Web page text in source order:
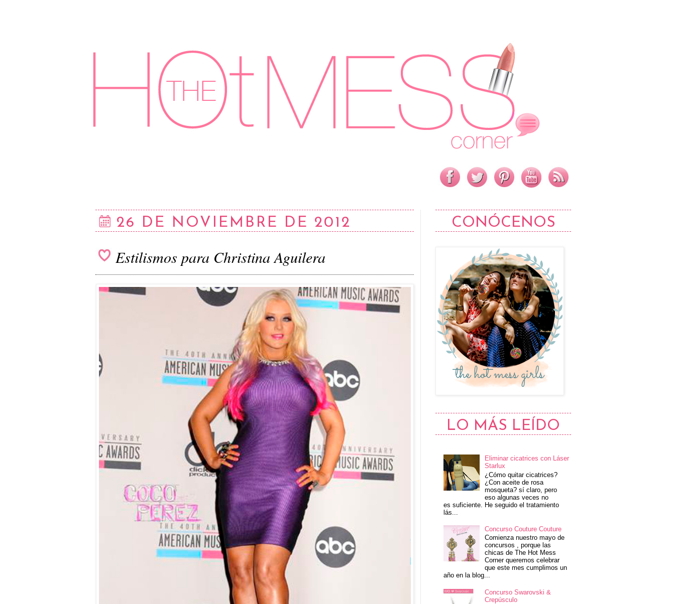
26 DE NOVIEMBRE DE 2012
Estilismos para Christina Aguilera
CONÓCENOS
LO MÁS LEÍDO
Eliminar cicatrices con Láser
Starlux
¿Cómo quitar cicatrices?
¿Con aceite de rosa
mosqueta? sí claro, pero
eso algunas veces no
es suficiente. He seguido el tratamiento
lás...
Concurso Couture Couture
Comienza nuestro mayo de
concursos , porque las
chicas de The Hot Mess
Corner queremos celebrar
que este mes cumplimos un
año en la blog...
Concurso Swarovski &
Crepúsculo